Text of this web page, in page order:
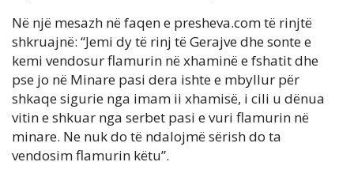
Në një mesazh në faqen e presheva.com të rinjtë
shkruajnë: “Jemi dy të rinj të Gerajve dhe sonte e
kemi vendosur flamurin në xhaminë e fshatit dhe
pse jo në Minare pasi dera ishte e mbyllur për
shkaqe sigurie nga imam ii xhamisë, i cili u dënua
vitin e shkuar nga serbet pasi e vuri flamurin në
minare. Ne nuk do të ndalojmë sërish do ta
vendosim flamurin këtu”.